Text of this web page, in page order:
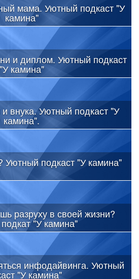
мама. Уютный подкаст "У
камина"
и диплом. Уютный подкаст
"У камина"
внука. Уютный подкаст "У
камина".
Уютный подкаст "У камина"
разруху в своей жизни?
"У камина"
инфодайвинга. Уютный
"У камина"